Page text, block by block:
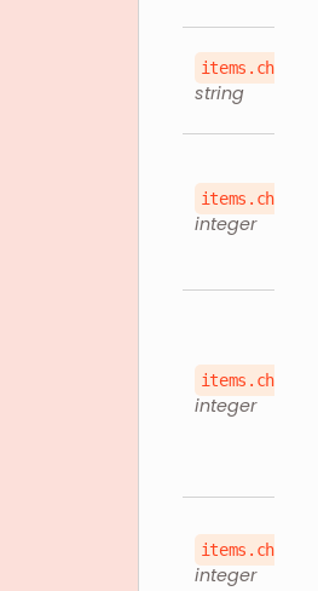
string
integer
integer
integer